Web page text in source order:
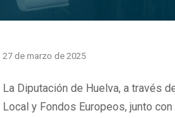
27 de marzo de 2025
La Diputación de Huelva, a través
Local y Fondos Europeos, junto